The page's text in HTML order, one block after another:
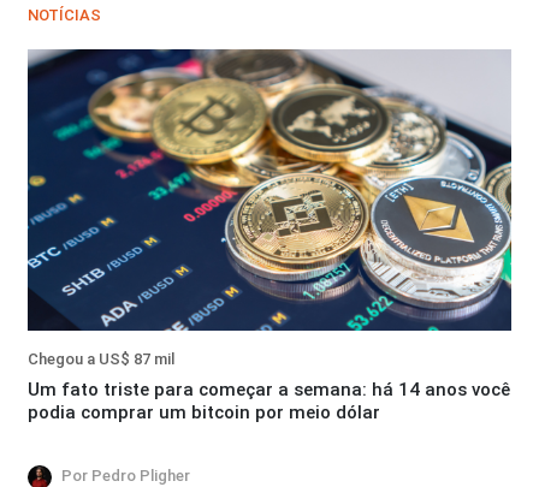
NOTÍCIAS
Chegou a US$ 87 mil
Um fato triste para começar a semana: há 14 anos você
podia comprar um bitcoin por meio dólar
Por Pedro Pligher